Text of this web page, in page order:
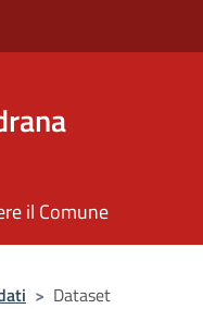
il Comune
> Dataset